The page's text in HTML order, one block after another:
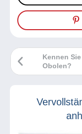
Kennen
Obolen?